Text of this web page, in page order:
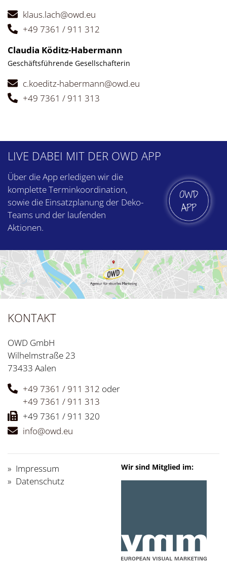
klaus.lach@owd.eu
+49 7361 / 911 312
Claudia Köditz-Habermann
Geschäftsführende Gesellschafterin
c.koeditz-habermann@owd.eu
+49 7361 / 911 313
LIVE DABEI MIT DER OWD APP
Über die App erledigen wir die
komplette Termin­koordination,
sowie die Einsatz­planung der Deko-
Teams und der laufenden
Aktionen.
KONTAKT
OWD GmbH
Wilhelmstraße 23
73433 Aalen
+49 7361 / 911 312 oder
+49 7361 / 911 313
+49 7361 / 911 320
info@owd.eu
Impressum
Datenschutz
Wir sind Mitglied im: